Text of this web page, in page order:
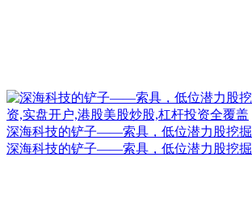
深海科技的铲子——索具，低位潜力股挖掘
深海科技的铲子——索具，低位潜力股挖掘